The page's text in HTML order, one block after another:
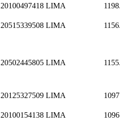
20100497418 LIMA
20515339508 LIMA
20502445805 LIMA
20125327509 LIMA
20100154138 LIMA